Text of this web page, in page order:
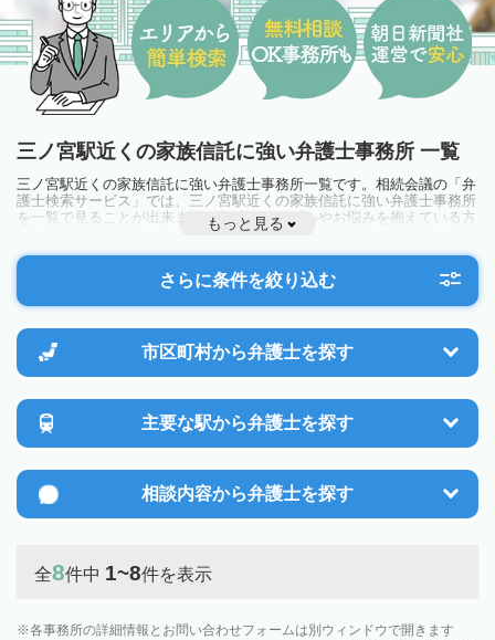
三ノ宮駅近くの家族信託に強い弁護士事務所 一覧
三ノ宮駅近くの家族信託に強い弁護士事務所一覧です。相続会議の「弁
護士検索サービス」では、三ノ宮駅近くの家族信託に強い弁護士事務所
を一覧で見ることが出来ます。相続のトラブルやお悩みを抱えている方
は一度近隣の弁護士に相談してみましょう。
もっと見る
さらに条件を絞り込む
市区町村から弁護士を探す
主要な駅から弁護士を探す
相談内容から弁護士を探す
全8件中 1~8件を表示
各事務所の詳細情報とお問い合わせフォームは別ウィンドウで開きます